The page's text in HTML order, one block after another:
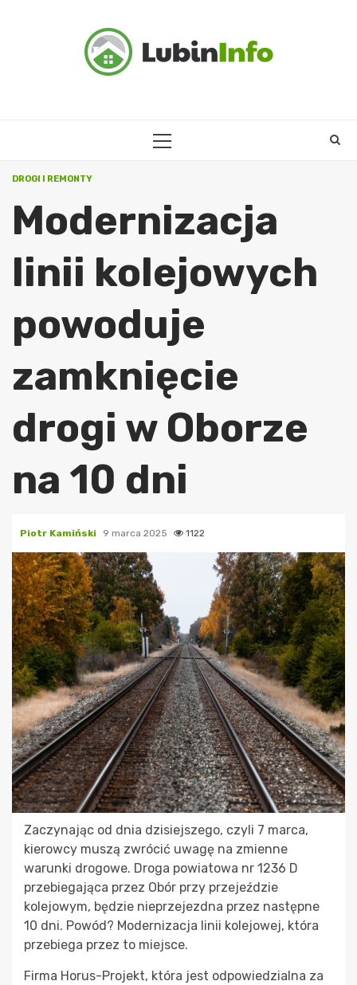
PRIMARY
DROGI I REMONTY
Modernizacja
linii kolejowych
powoduje
zamknięcie
drogi w Oborze
na 10 dni
Piotr Kamiński 9 marca 2025 1122
Zaczynając od dnia dzisiejszego, czyli 7 marca,
kierowcy muszą zwrócić uwagę na zmienne
warunki drogowe. Droga powiatowa nr 1236 D
przebiegająca przez Obór przy przejeździe
kolejowym, będzie nieprzejezdna przez następne
10 dni. Powód? Modernizacja linii kolejowej, która
przebiega przez to miejsce.
Firma Horus-Projekt, która jest odpowiedzialna za